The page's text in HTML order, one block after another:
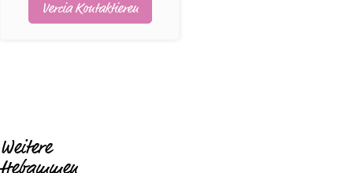
Vercia Kontaktieren
Weitere
Hebammen